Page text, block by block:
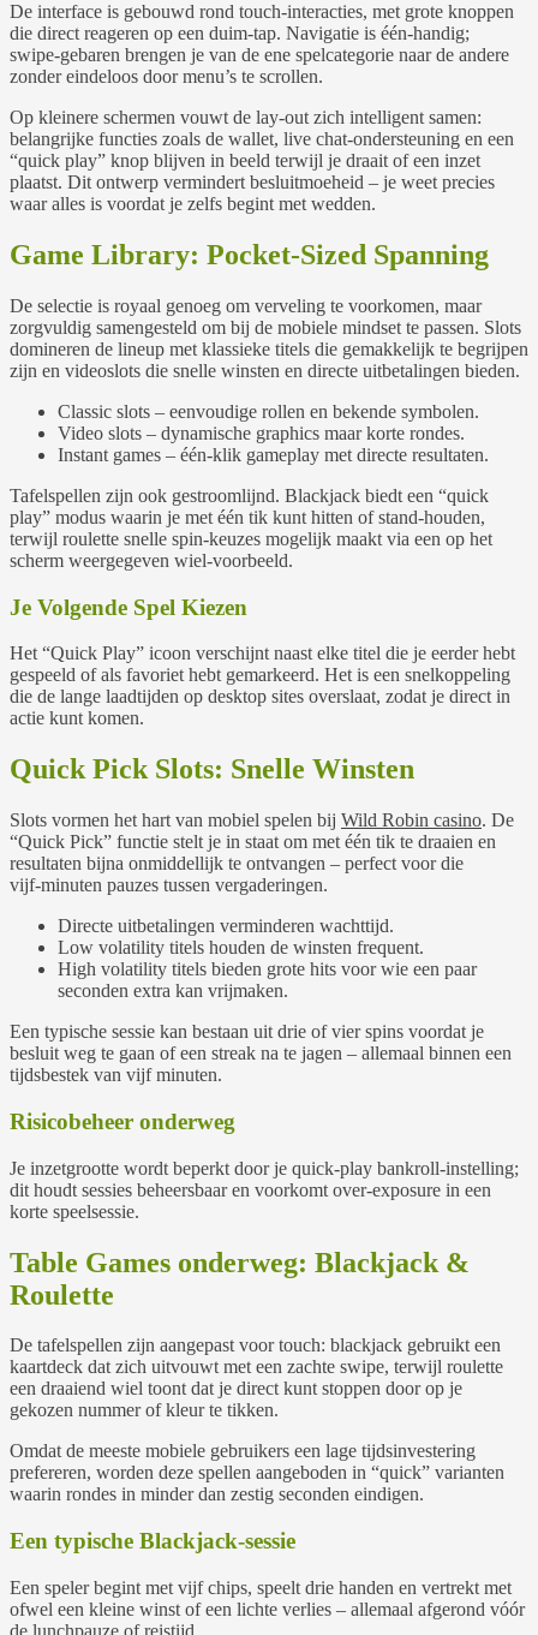
De interface is gebouwd rond touch‑interacties, met grote knoppen
die direct reageren op een duim‑tap. Navigatie is één‑handig;
swipe‑gebaren brengen je van de ene spelcategorie naar de andere
zonder eindeloos door menu’s te scrollen.
Op kleinere schermen vouwt de lay-out zich intelligent samen:
belangrijke functies zoals de wallet, live chat‑ondersteuning en een
“quick play” knop blijven in beeld terwijl je draait of een inzet
plaatst. Dit ontwerp vermindert besluitmoeheid – je weet precies
waar alles is voordat je zelfs begint met wedden.
Game Library: Pocket‑Sized Spanning
De selectie is royaal genoeg om verveling te voorkomen, maar
zorgvuldig samengesteld om bij de mobiele mindset te passen. Slots
domineren de lineup met klassieke titels die gemakkelijk te begrijpen
zijn en videoslots die snelle winsten en directe uitbetalingen bieden.
Classic slots – eenvoudige rollen en bekende symbolen.
Video slots – dynamische graphics maar korte rondes.
Instant games – één‑klik gameplay met directe resultaten.
Tafelspellen zijn ook gestroomlijnd. Blackjack biedt een “quick
play” modus waarin je met één tik kunt hitten of stand‑houden,
terwijl roulette snelle spin‑keuzes mogelijk maakt via een op het
scherm weergegeven wiel‑voorbeeld.
Je Volgende Spel Kiezen
Het “Quick Play” icoon verschijnt naast elke titel die je eerder hebt
gespeeld of als favoriet hebt gemarkeerd. Het is een snelkoppeling
die de lange laadtijden op desktop sites overslaat, zodat je direct in
actie kunt komen.
Quick Pick Slots: Snelle Winsten
Slots vormen het hart van mobiel spelen bij Wild Robin casino. De
“Quick Pick” functie stelt je in staat om met één tik te draaien en
resultaten bijna onmiddellijk te ontvangen – perfect voor die
vijf‑minuten pauzes tussen vergaderingen.
Directe uitbetalingen verminderen wachttijd.
Low volatility titels houden de winsten frequent.
High volatility titels bieden grote hits voor wie een paar
seconden extra kan vrijmaken.
Een typische sessie kan bestaan uit drie of vier spins voordat je
besluit weg te gaan of een streak na te jagen – allemaal binnen een
tijdsbestek van vijf minuten.
Risicobeheer onderweg
Je inzetgrootte wordt beperkt door je quick‑play bankroll‑instelling;
dit houdt sessies beheersbaar en voorkomt over‑exposure in een
korte speelsessie.
Table Games onderweg: Blackjack &
Roulette
De tafelspellen zijn aangepast voor touch: blackjack gebruikt een
kaartdeck dat zich uitvouwt met een zachte swipe, terwijl roulette
een draaiend wiel toont dat je direct kunt stoppen door op je
gekozen nummer of kleur te tikken.
Omdat de meeste mobiele gebruikers een lage tijdsinvestering
prefereren, worden deze spellen aangeboden in “quick” varianten
waarin rondes in minder dan zestig seconden eindigen.
Een typische Blackjack‑sessie
Een speler begint met vijf chips, speelt drie handen en vertrekt met
ofwel een kleine winst of een lichte verlies – allemaal afgerond vóór
de lunchpauze of reistijd.